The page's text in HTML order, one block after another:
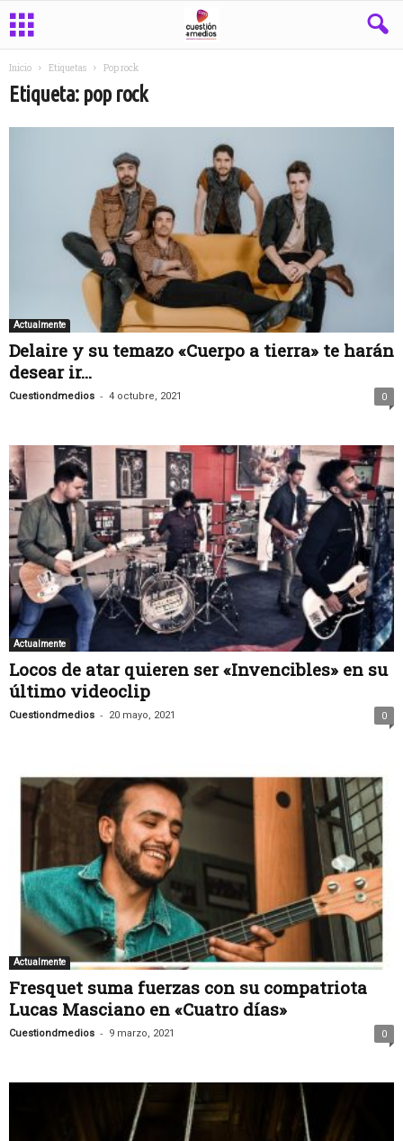
Inicio Etiquetas Pop rock
Etiqueta: pop rock
Actualmente
Delaire y su temazo «Cuerpo a tierra» te harán
desear ir...
Cuestiondmedios - 4 octubre, 2021 0
Actualmente
Locos de atar quieren ser «Invencibles» en su
último videoclip
Cuestiondmedios - 20 mayo, 2021 0
Actualmente
Fresquet suma fuerzas con su compatriota
Lucas Masciano en «Cuatro días»
Cuestiondmedios - 9 marzo, 2021 0